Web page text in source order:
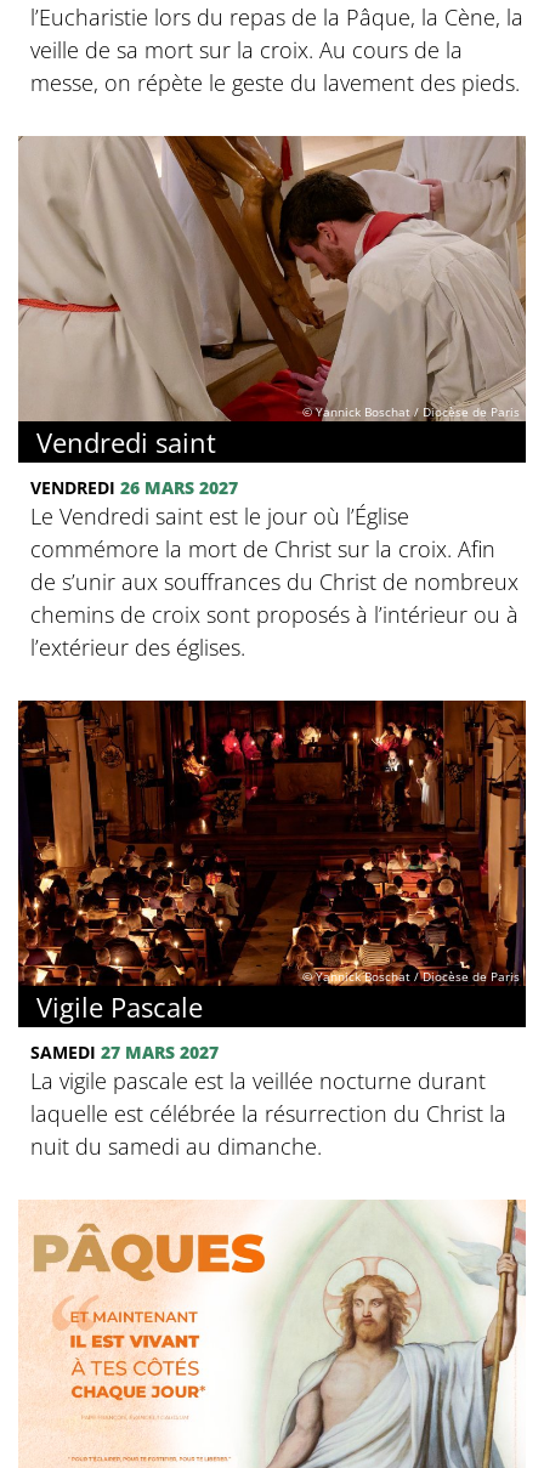
l’Eucharistie lors du repas de la Pâque, la Cène, la
veille de sa mort sur la croix. Au cours de la
messe, on répète le geste du lavement des pieds.
© Yannick Boschat / Diocèse de Paris
Vendredi saint
VENDREDI 26 MARS 2027
Le Vendredi saint est le jour où l’Église
commémore la mort de Christ sur la croix. Afin
de s’unir aux souffrances du Christ de nombreux
chemins de croix sont proposés à l’intérieur ou à
l’extérieur des églises.
© Yannick Boschat / Diocèse de Paris
Vigile Pascale
SAMEDI 27 MARS 2027
La vigile pascale est la veillée nocturne durant
laquelle est célébrée la résurrection du Christ la
nuit du samedi au dimanche.